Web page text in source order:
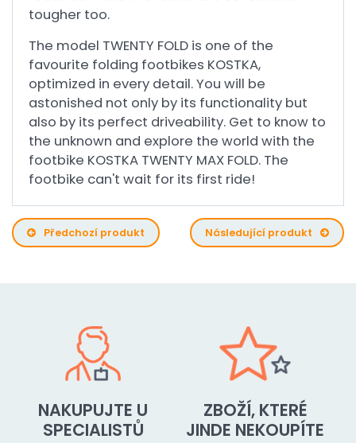
tougher too.
The model TWENTY FOLD is one of the
favourite folding footbikes KOSTKA,
optimized in every detail. You will be
astonished not only by its functionality but
also by its perfect driveability. Get to know to
the unknown and explore the world with the
footbike KOSTKA TWENTY MAX FOLD. The
footbike can't wait for its first ride!
Předchozí produkt Následující produkt
NAKUPUJTE U
SPECIALISTŮ
ZBOŽÍ, KTERÉ
JINDE NEKOUPÍTE